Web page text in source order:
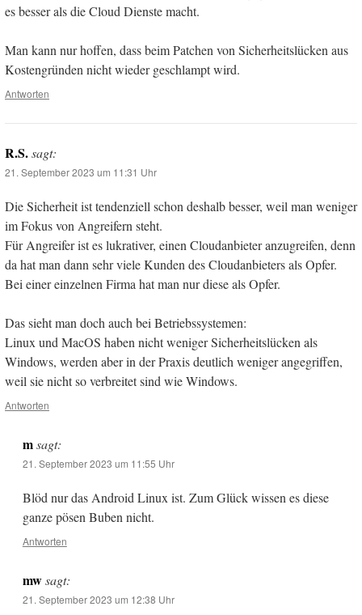
es besser als die Cloud Dienste macht.
Man kann nur hoffen, dass beim Patchen von Sicherheitslücken aus
Kostengründen nicht wieder geschlampt wird.
Antworten
R.S.sagt:
21. September 2023 um 11:31 Uhr
Die Sicherheit ist tendenziell schon deshalb besser, weil man weniger
im Fokus von Angreifern steht.
Für Angreifer ist es lukrativer, einen Cloudanbieter anzugreifen, denn
da hat man dann sehr viele Kunden des Cloudanbieters als Opfer.
Bei einer einzelnen Firma hat man nur diese als Opfer.
Das sieht man doch auch bei Betriebssystemen:
Linux und MacOS haben nicht weniger Sicherheitslücken als
Windows, werden aber in der Praxis deutlich weniger angegriffen,
weil sie nicht so verbreitet sind wie Windows.
Antworten
m sagt:
21. September 2023 um 11:55 Uhr
Blöd nur das Android Linux ist. Zum Glück wissen es diese
ganze pösen Buben nicht.
Antworten
mw sagt:
21. September 2023 um 12:38 Uhr